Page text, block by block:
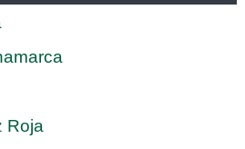
Roja